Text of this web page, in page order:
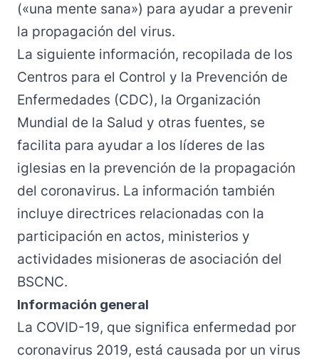
(«una mente sana») para ayudar a prevenir
la propagación del virus.
La siguiente información, recopilada de los
Centros para el Control y la Prevención de
Enfermedades (CDC), la Organización
Mundial de la Salud y otras fuentes, se
facilita para ayudar a los líderes de las
iglesias en la prevención de la propagación
del coronavirus. La información también
incluye directrices relacionadas con la
participación en actos, ministerios y
actividades misioneras de asociación del
BSCNC.
Información general
La COVID-19, que significa enfermedad por
coronavirus 2019, está causada por un virus